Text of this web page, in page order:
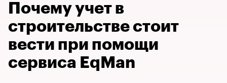
Почему учет в
строительстве стоит
вести при помощи
сервиса EqMan